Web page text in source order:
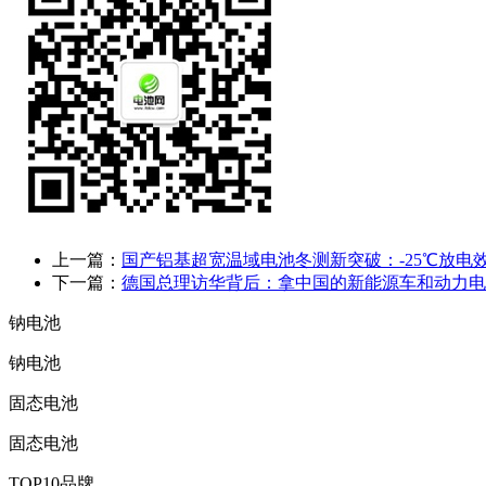
上一篇： 国产铝基超宽温域电池冬测新突破：-25℃放电
下一篇： 德国总理访华背后：拿中国的新能源车和动力
钠电池
钠电池
固态电池
固态电池